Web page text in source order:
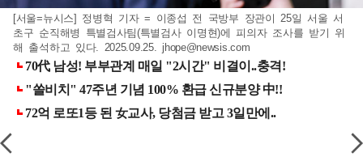
[서울=뉴시스] 정병혁 기자 = 이종섭 전 국방부 장관이 25일 서울 서
초구 순직해병 특별검사팀(특별검사 이명현)에 피의자 조사를 받기 위
해 출석하고 있다. 2025.09.25. jhope@newsis.com